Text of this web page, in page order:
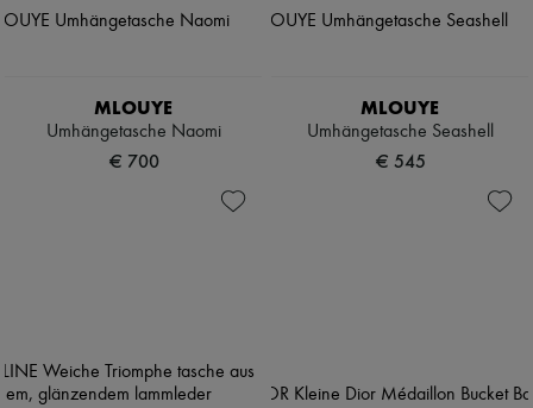
MLOUYE
Umhängetasche Naomi
€ 700
MLOUYE
Umhängetasche Seashell
€ 545